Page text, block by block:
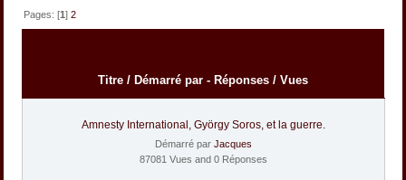
Pages: [1]2
Titre / Démarré par - Réponses / Vues
Amnesty International, György Soros, et la guerre.
Démarré par Jacques
87081 Vues and 0 Réponses